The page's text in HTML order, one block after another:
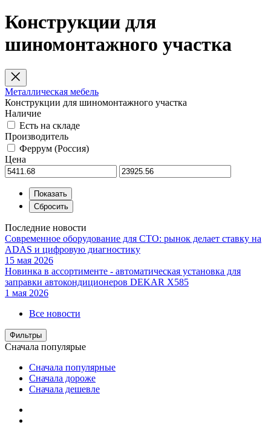
Конструкции для
шиномонтажного участка
Металлическая мебель
Конструкции для шиномонтажного участка
Наличие
Есть на складе
Производитель
Феррум (Россия)
Цена
Последние новости
Современное оборудование для СТО: рынок делает ставку на
ADAS и цифровую диагностику
15 мая 2026
Новинка в ассортименте - автоматическая установка для
заправки автокондиционеров DEKAR X585
1 мая 2026
Все новости
Фильтры
Сначала популярые
Сначала популярные
Сначала дороже
Сначала дешевле